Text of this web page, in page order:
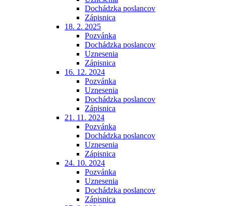
Dochádzka poslancov
Zápisnica
18. 2. 2025
Pozvánka
Dochádzka poslancov
Uznesenia
Zápisnica
16. 12. 2024
Pozvánka
Uznesenia
Dochádzka poslancov
Zápisnica
21. 11. 2024
Pozvánka
Dochádzka poslancov
Uznesenia
Zápisnica
24. 10. 2024
Pozvánka
Uznesenia
Dochádzka poslancov
Zápisnica